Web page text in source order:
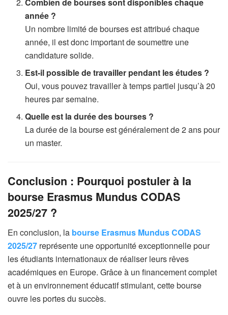
année ?
Un nombre limité de bourses est attribué chaque
année, il est donc important de soumettre une
candidature solide.
Est-il possible de travailler pendant les études ?
Oui, vous pouvez travailler à temps partiel jusqu’à 20
heures par semaine.
Quelle est la durée des bourses ?
La durée de la bourse est généralement de 2 ans pour
un master.
Conclusion : Pourquoi postuler à la
bourse Erasmus Mundus CODAS
2025/27 ?
En conclusion, la bourse Erasmus Mundus CODAS
2025/27 représente une opportunité exceptionnelle pour
les étudiants internationaux de réaliser leurs rêves
académiques en Europe. Grâce à un financement complet
et à un environnement éducatif stimulant, cette bourse
ouvre les portes du succès.